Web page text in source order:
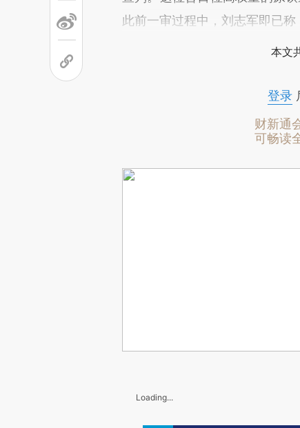
此前一审过程中，刘志军即已称
本文
登录
财新通
可畅读
Loading...